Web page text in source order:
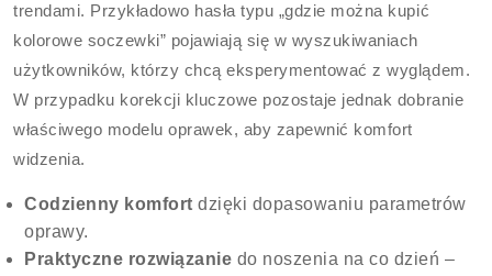
trendami. Przykładowo hasła typu „gdzie można kupić
kolorowe soczewki” pojawiają się w wyszukiwaniach
użytkowników, którzy chcą eksperymentować z wyglądem.
W przypadku korekcji kluczowe pozostaje jednak dobranie
właściwego modelu oprawek, aby zapewnić komfort
widzenia.
Codzienny komfort dzięki dopasowaniu parametrów
oprawy.
Praktyczne rozwiązanie do noszenia na co dzień –